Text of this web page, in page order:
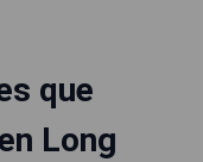
que
Long